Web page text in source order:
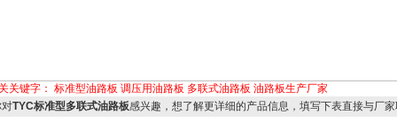
关键字： 标准型油路板 调压用油路板 多联式油路板 油路板生产厂家
TYC标准型多联式油路板感兴趣，想了解更详细的产品信息，填写下表直接与厂